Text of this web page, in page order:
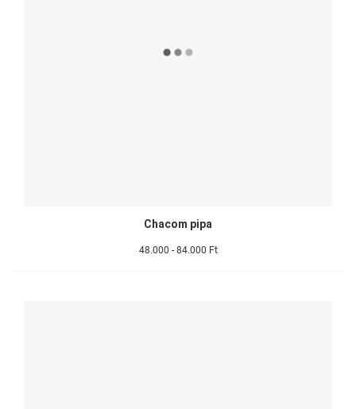
Chacom pipa
48.000 - 84.000 Ft